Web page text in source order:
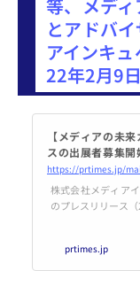
等、メデ
とアドバ
アインキ
22年2月9日
【メディアの未
スの出展者募集開
新聞、ラジオ、
C、クリエイター
プ、プラットフォ
関等、メディアの...
株式会社メディア
のプレスリリース
レビ、新聞、ラジ
告、EC、クリエイ
prtimes.jp